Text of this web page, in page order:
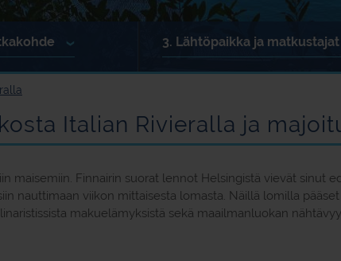
3. Lähtöpaikka ja matkustajat
Bussikuljetus
Aikuisia: Lapsia:
Italian Rivieralla ja
maisemiin. Finnairin suorat lennot Helsingistä vievät sinut
nauttimaan viikon mittaisesta lomasta. Näillä lomilla
makuelämyksistä sekä maailmanluokan